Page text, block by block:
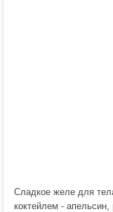
Сладкое желе для
коктейлем -